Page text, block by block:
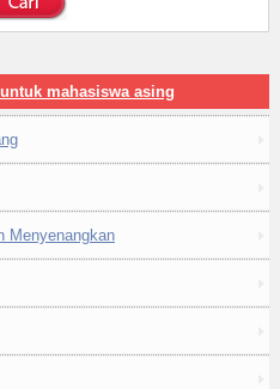
mahasiswa asing
Menyenangkan